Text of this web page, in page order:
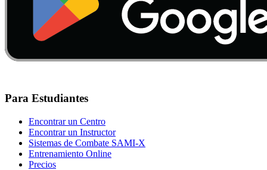
Para Estudiantes
Encontrar un Centro
Encontrar un Instructor
Sistemas de Combate SAMI-X
Entrenamiento Online
Precios